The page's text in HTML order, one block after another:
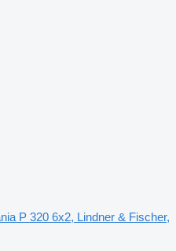
P 320 6x2, Lindner & Fischer,